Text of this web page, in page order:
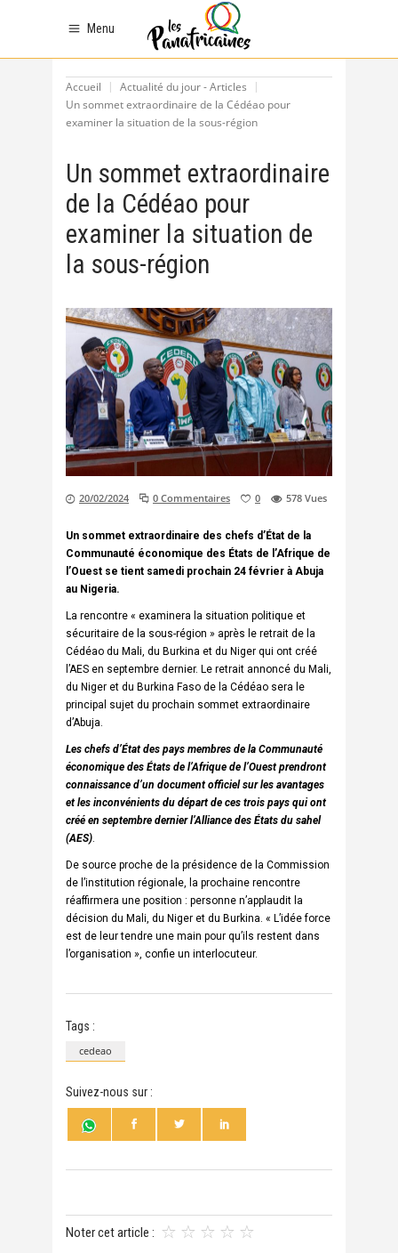
Menu
Accueil
Actualité du jour - Articles
Un sommet extraordinaire de la Cédéao pour
examiner la situation de la sous-région
Un sommet extraordinaire
de la Cédéao pour
examiner la situation de
la sous-région
20/02/2024 0 Commentaires 0 578 Vues
Un sommet extraordinaire des chefs d’État de la
Communauté économique des États de l’Afrique de
l’Ouest se tient samedi prochain 24 février à Abuja
au Nigeria.
La rencontre « examinera la situation politique et
sécuritaire de la sous-région » après le retrait de la
Cédéao du Mali, du Burkina et du Niger qui ont créé
l’AES en septembre dernier. Le retrait annoncé du Mali,
du Niger et du Burkina Faso de la Cédéao sera le
principal sujet du prochain sommet extraordinaire
d’Abuja.
Les chefs d’État des pays membres de la Communauté
économique des États de l’Afrique de l’Ouest prendront
connaissance d’un document officiel sur les avantages
et les inconvénients du départ de ces trois pays qui ont
créé en septembre dernier l’Alliance des États du sahel
(AES)
De source proche de la présidence de la Commission
de l’institution régionale, la prochaine rencontre
réaffirmera une position : personne n’applaudit la
décision du Mali, du Niger et du Burkina. « L’idée force
est de leur tendre une main pour qu’ils restent dans
l’organisation », confie un interlocuteur.
Tags :
cedeao
Suivez-nous sur :
Noter cet article :